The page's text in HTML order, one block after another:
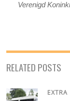
Verenigd
RELATED POSTS
EXTRA